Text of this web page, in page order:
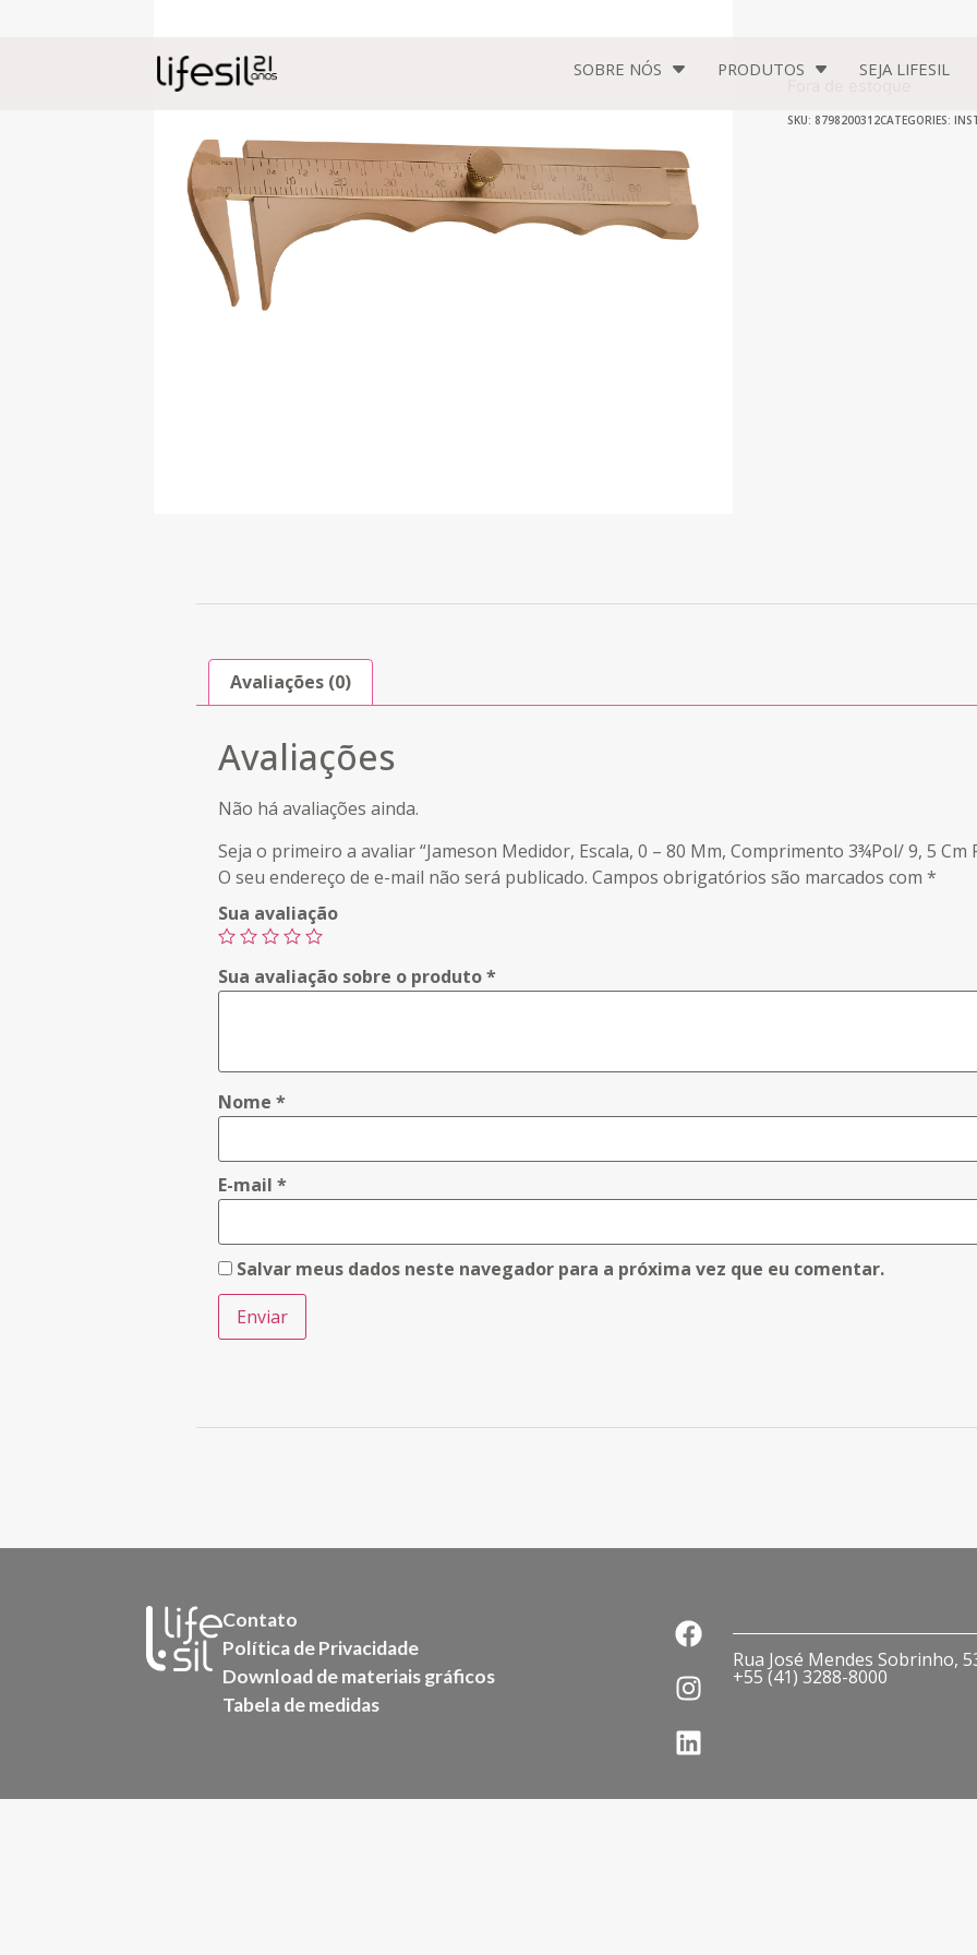
SOBRE NÓS PRODUTOS SEJA LIFESIL
SKU: 8798200312CATEGORIES:
Avaliações (0)
Avaliações
Não há avaliações ainda.
Seja o primeiro a avaliar “Jameson Medidor, Escala, 0 – 80 Mm, Comprimento 3¾Pol/ 9, 5 Cm
O seu endereço de e-mail não será publicado. Campos obrigatórios são marcados com *
Sua avaliação
Sua avaliação sobre o produto*
Nome *
E-mail *
Salvar meus dados neste navegador para a próxima vez que eu comentar.
Contato
Política de Privacidade
Download de materiais gráficos
Tabela de medidas
Rua José Mendes Sobrinho,
+55 (41) 3288-8000